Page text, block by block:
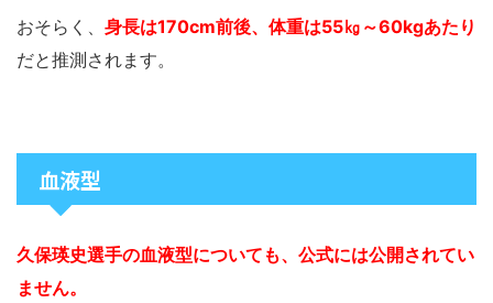
おそらく、 身長は170cm前後、体重は55㎏～60kgあたり
だと推測されます。
血液型
久保瑛史選手の血液型についても、公式には公開されてい
ません。